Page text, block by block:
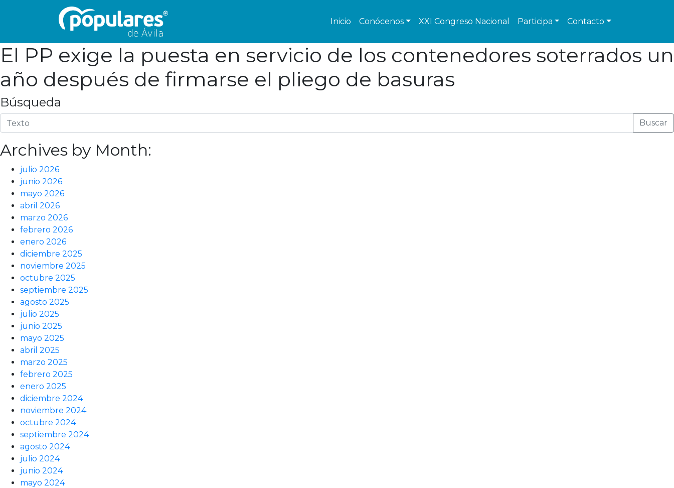
Inicio Conócenos XXI Congreso Nacional Participa Contacto
El PP exige la puesta en servicio de los contenedores soterrados un
año después de firmarse el pliego de basuras
Búsqueda
Buscar
Archives by Month:
julio 2026
junio 2026
mayo 2026
abril 2026
marzo 2026
febrero 2026
enero 2026
diciembre 2025
noviembre 2025
octubre 2025
septiembre 2025
agosto 2025
julio 2025
junio 2025
mayo 2025
abril 2025
marzo 2025
febrero 2025
enero 2025
diciembre 2024
noviembre 2024
octubre 2024
septiembre 2024
agosto 2024
julio 2024
junio 2024
mayo 2024